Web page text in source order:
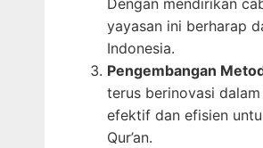
yayasan ini berharap
Indonesia.
Pengembangan
terus berinovasi
efektif dan efisien
Qur’an.